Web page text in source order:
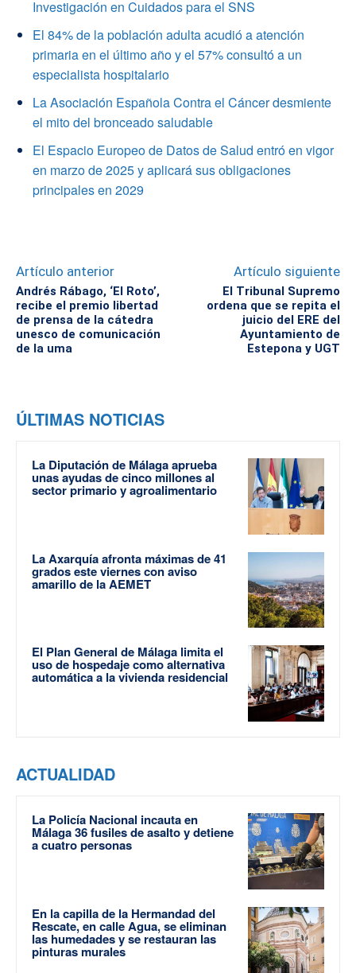
Investigación en Cuidados para el SNS
El 84% de la población adulta acudió a atención
primaria en el último año y el 57% consultó a un
especialista hospitalario
La Asociación Española Contra el Cáncer desmiente
el mito del bronceado saludable
El Espacio Europeo de Datos de Salud entró en vigor
en marzo de 2025 y aplicará sus obligaciones
principales en 2029
Artículo anterior
Andrés Rábago, ‘El Roto’,
recibe el premio libertad
de prensa de la cátedra
unesco de comunicación
de la uma
Artículo siguiente
El Tribunal Supremo
ordena que se repita el
juicio del ERE del
Ayuntamiento de
Estepona y UGT
ÚLTIMAS NOTICIAS
La Diputación de Málaga aprueba
unas ayudas de cinco millones al
sector primario y agroalimentario
La Axarquía afronta máximas de 41
grados este viernes con aviso
amarillo de la AEMET
El Plan General de Málaga limita el
uso de hospedaje como alternativa
automática a la vivienda residencial
ACTUALIDAD
La Policía Nacional incauta en
Málaga 36 fusiles de asalto y detiene
a cuatro personas
En la capilla de la Hermandad del
Rescate, en calle Agua, se eliminan
las humedades y se restauran las
pinturas murales